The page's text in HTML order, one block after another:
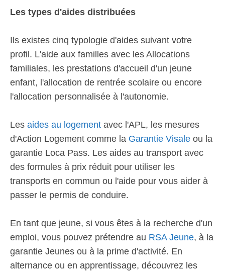
Les types d'aides distribuées
Ils existes cinq typologie d'aides suivant votre
profil. L'aide aux familles avec les Allocations
familiales, les prestations d'accueil d'un jeune
enfant, l'allocation de rentrée scolaire ou encore
l'allocation personnalisée à l'autonomie.
Les aides au logement avec l'APL, les mesures
d'Action Logement comme la Garantie Visale ou la
garantie Loca Pass. Les aides au transport avec
des formules à prix réduit pour utiliser les
transports en commun ou l'aide pour vous aider à
passer le permis de conduire.
En tant que jeune, si vous êtes à la recherche d'un
emploi, vous pouvez prétendre au RSA Jeune, à la
garantie Jeunes ou à la prime d'activité. En
alternance ou en apprentissage, découvrez les